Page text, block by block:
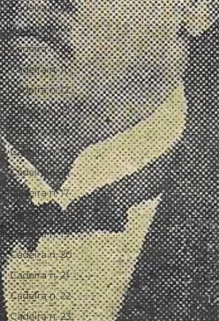
Cadeira n. 08
Cadeira n. 09
Cadeira n. 10
Cadeira n. 11
Cadeira n. 12
Cadeira n. 13
Cadeira n. 14
Cadeira n. 15
Cadeira n. 16
Cadeira n. 17
Cadeira n. 18
Cadeira n. 19
Cadeira n. 20
Cadeira n. 21
Cadeira n. 22
Cadeira n. 23